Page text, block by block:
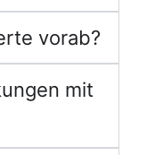
vorab?
mit